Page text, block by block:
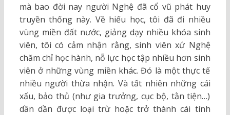
mà bao đời nay người Nghệ đã cổ vũ phát huy
truyền thống này. Về hiếu học, tôi đã đi nhiều
vùng miền đất nước, giảng dạy nhiều khóa sinh
viên, tôi có cảm nhận rằng, sinh viên xứ Nghệ
chăm chỉ học hành, nỗ lực học tập nhiều hơn sinh
viên ở những vùng miền khác. Đó là một thực tế
nhiều người thừa nhận. Và tất nhiên những cái
xấu, bảo thủ (như gia trưởng, cục bộ, tằn tiện…)
dần dần được loại trừ hoặc trở thành cái tính